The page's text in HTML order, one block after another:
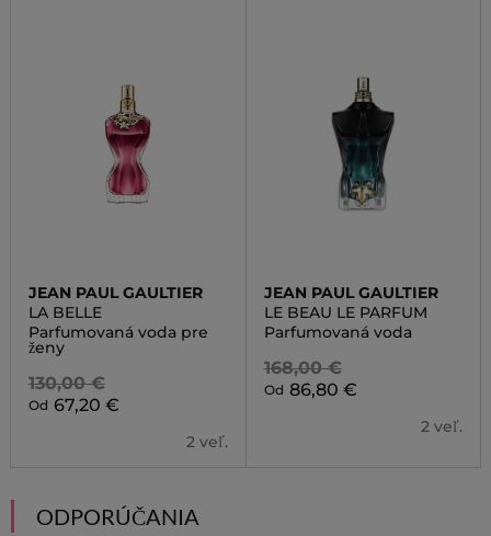
JEAN PAUL GAULTIER
LA BELLE
Parfumovaná voda pre
ženy
130,00 €
Od 67,20 €
2 veľ.
JEAN PAUL GAULTIER
LE BEAU LE PARFUM
Parfumovaná voda
168,00 €
Od 86,80 €
2 veľ.
ODPORÚČANIA